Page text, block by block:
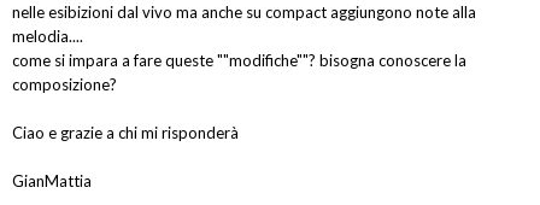
nelle esibizioni dal vivo ma anche su compact aggiungono note alla
melodia....
come si impara a fare queste ""modifiche""? bisogna conoscere la
composizione?
Ciao e grazie a chi mi risponderà
GianMattia